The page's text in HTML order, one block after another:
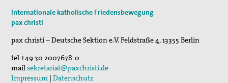
Friedensgottesdienst
Friedensethische Aspekte in Magnifica Humanit…
13. Okt 2026
Friedensgottesdienst
Internationale katholische Friedensbewegung
pax christi
pax christi – Deutsche Sektion e.V.Feldstraße 4,13355 Berlin
tel+49 30 2007678-0
mailsekretariat@paxchristi.de
Impressum |Datenschutz